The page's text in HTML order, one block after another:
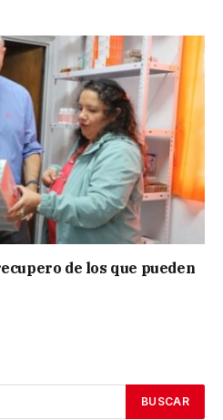
de los que pueden